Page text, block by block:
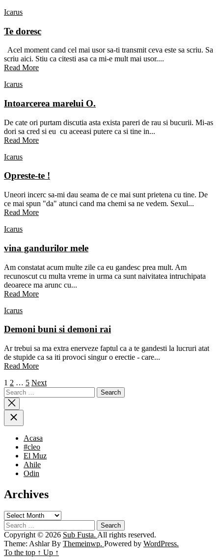
Icarus
Te doresc
Acel moment cand cel mai usor sa-ti transmit ceva este sa scriu. Sa
scriu aici. Stiu ca citesti asa ca mi-e mult mai usor....
Read More
Icarus
Intoarcerea marelui O.
De cate ori purtam discutia asta exista pareri de rau si bucurii. Mi-as
dori sa cred si eu cu aceeasi putere ca si tine in...
Read More
Icarus
Opreste-te !
Uneori incerc sa-mi dau seama de ce mai sunt prietena cu tine. De
ce mai spun "da" atunci cand ma chemi sa ne vedem. Sexul...
Read More
Icarus
vina gandurilor mele
Am constatat acum multe zile ca eu gandesc prea mult. Am
recunoscut cu multa vreme in urma ca sunt naivitatea intruchipata
deoarece ma arunc cu...
Read More
Icarus
Demoni buni si demoni rai
Ar trebui sa ma extra enerveze faptul ca a te gandesti la lucruri atat
de stupide ca sa iti provoci singur o erectie - care...
Read More
Posts
navigation
1 2 … 5 Next
Search
for:
Acasa
#cleo
El Muz
Ahile
Odin
Archives
Archives
Search
for:
Copyright © 2026 Sub Fusta. All rights reserved.
Theme: Ashlar By Themeinwp. Powered by WordPress.
To the top ↑ Up ↑